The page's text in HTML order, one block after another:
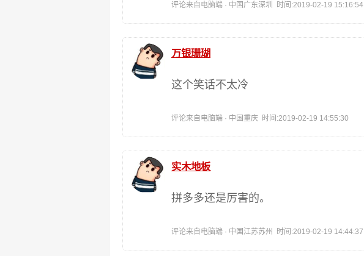
评论来自电脑端 · 中国广东深圳 时间:2019-02-19 15:16:54
万银珊瑚
这个笑话不太冷
评论来自电脑端 · 中国重庆 时间:2019-02-19 14:55:30
实木地板
拼多多还是厉害的。
评论来自电脑端 · 中国江苏苏州 时间:2019-02-19 14:44:37